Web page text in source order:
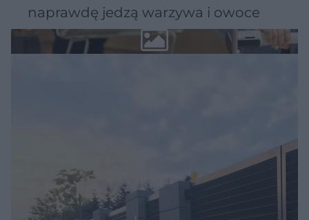
naprawdę jedzą warzywa i owoce